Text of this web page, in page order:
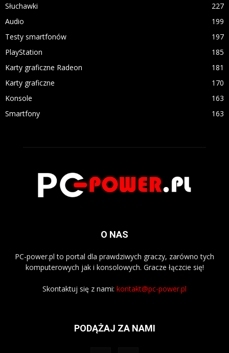
Słuchawki
227
Audio
199
Testy smartfonów
197
PlayStation
185
Karty graficzne Radeon
181
Karty graficzne
170
Konsole
163
Smartfony
163
O NAS
PC-power.pl to portal dla prawdziwych graczy, zarówno tych
komputerowych jak i konsolowych. Gracze łączcie się!
Skontaktuj się z nami: kontakt@pc-power.pl
PODĄŻAJ ZA NAMI